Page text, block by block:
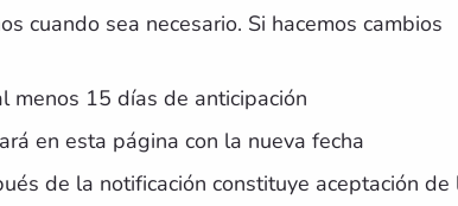
cuando sea necesario. Si hacemos cambios
menos 15 días de anticipación
en esta página con la nueva fecha
de la notificación constituye aceptación de